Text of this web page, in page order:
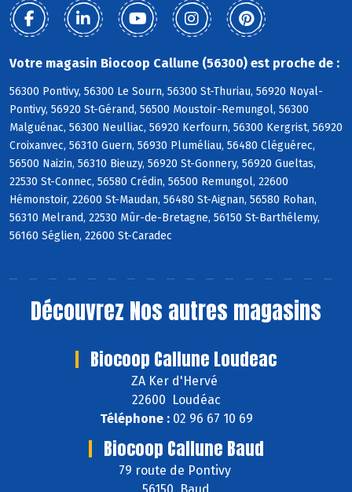
Votre magasin Biocoop Callune (56300) est proche de :
56300 Pontivy, 56300 Le Sourn, 56300 St-Thuriau, 56920 Noyal-
Pontivy, 56920 St-Gérand, 56500 Moustoir-Remungol, 56300
Malguénac, 56300 Neulliac, 56920 Kerfourn, 56300 Kergrist, 56920
Croixanvec, 56310 Guern, 56930 Pluméliau, 56480 Cléguérec,
56500 Naizin, 56310 Bieuzy, 56920 St-Gonnery, 56920 Gueltas,
22530 St-Connec, 56580 Crédin, 56500 Remungol, 22600
Hémonstoir, 22600 St-Maudan, 56480 St-Aignan, 56580 Rohan,
56310 Melrand, 22530 Mûr-de-Bretagne, 56150 St-Barthélemy,
56160 Séglien, 22600 St-Caradec
Découvrez Nos autres magasins
Biocoop Callune Loudeac
ZA Ker d'Hervé
22600 Loudéac
Téléphone :02 96 67 10 69
Biocoop Callune Baud
79 route de Pontivy